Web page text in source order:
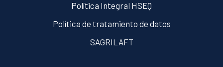
Política Integral HSEQ
Política de tratamiento de datos
SAGRILAFT